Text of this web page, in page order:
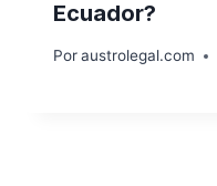
Ecuador?
Poraustrolegal.com